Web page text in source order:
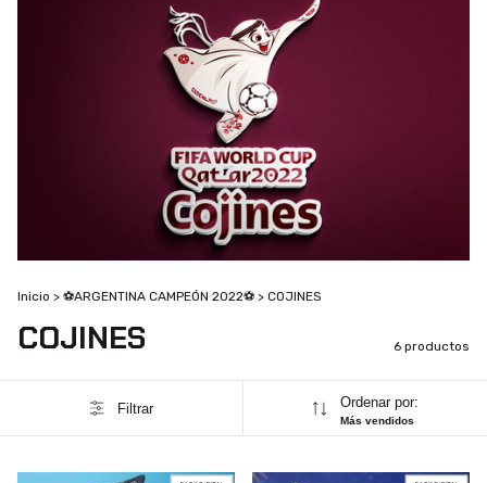
Inicio > ⚽ARGENTINA CAMPEÓN 2022⚽ > COJINES
COJINES 6 productos
Filtrar Ordenar por:
Más vendidos